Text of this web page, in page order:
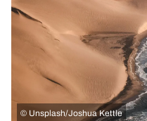
© Unsplash/Joshua Kettle